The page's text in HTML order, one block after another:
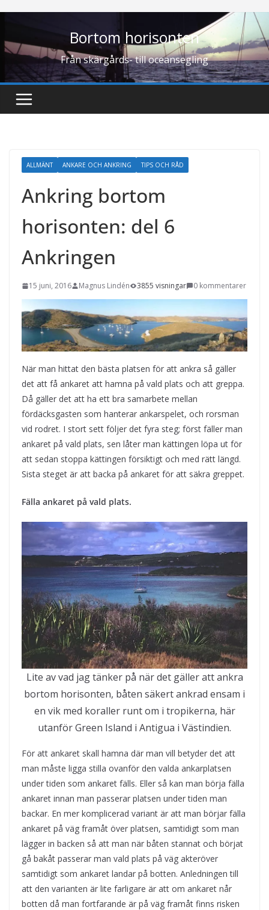
innehåll
Bortom horisonten
Från skärgårds- till oceansegling
ALLMÄNT ANKARE OCH ANKRING TIPS OCH RÅD
Ankring bortom
horisonten: del 6
Ankringen
15 juni, 2016 Magnus Lindén 3855 visningar 0 kommentarer
När man hittat den bästa platsen för att ankra så gäller
det att få ankaret att hamna på vald plats och att greppa.
Då gäller det att ha ett bra samarbete mellan
fördäcksgasten som hanterar ankarspelet, och rorsman
vid rodret. I stort sett följer det fyra steg; först fäller man
ankaret på vald plats, sen låter man kättingen löpa ut för
att sedan stoppa kättingen försiktigt och med rätt längd.
Sista steget är att backa på ankaret för att säkra greppet.
Fälla ankaret på vald plats.
Lite av vad jag tänker på när det gäller att ankra
bortom horisonten, båten säkert ankrad ensam i
en vik med koraller runt om i tropikerna, här
utanför Green Island i Antigua i Västindien.
För att ankaret skall hamna där man vill betyder det att
man måste ligga stilla ovanför den valda ankarplatsen
under tiden som ankaret fälls. Eller så kan man börja fälla
ankaret innan man passerar platsen under tiden man
backar. En mer komplicerad variant är att man börjar fälla
ankaret på väg framåt över platsen, samtidigt som man
lägger in backen så att man när båten stannat och börjat
gå bakåt passerar man vald plats på väg akteröver
samtidigt som ankaret landar på botten. Anledningen till
att den varianten är lite farligare är att om ankaret når
botten då man fortfarande är på väg framåt finns risken